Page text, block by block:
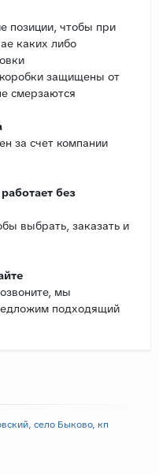
позиции, чтобы при
каких либо
защищены от
смерзаются
за счет компании
без
выбрать, заказать и
мы
подходящий
село Быково, кп